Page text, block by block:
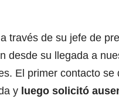
través de su jefe de
desde su llegada a
El primer contacto
y luego solicitó